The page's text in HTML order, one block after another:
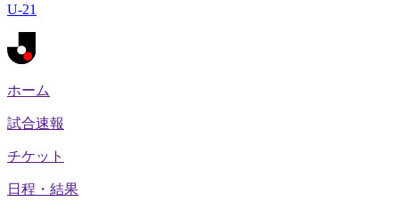
U-21
ホーム
試合速報
チケット
日程・結果